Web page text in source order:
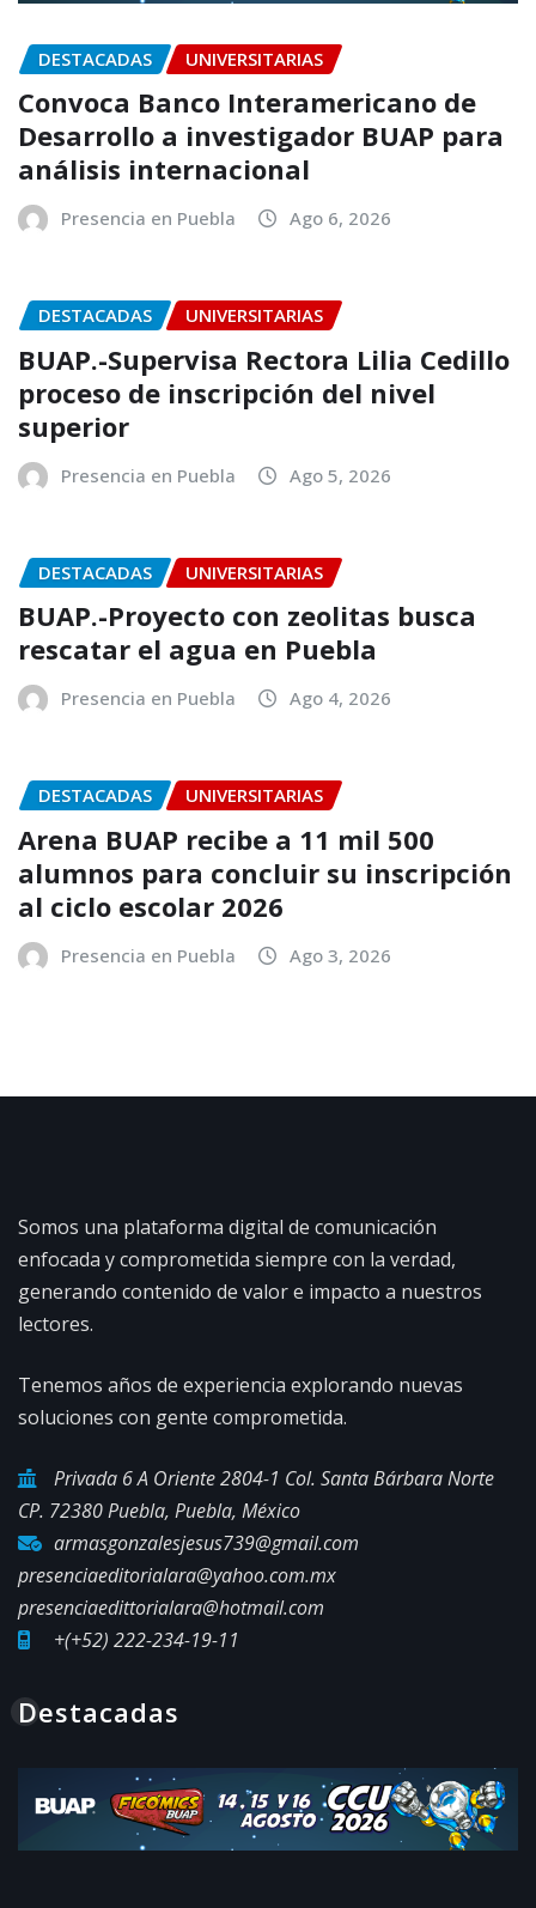
DESTACADAS UNIVERSITARIAS
Convoca Banco Interamericano de
Desarrollo a investigador BUAP para
análisis internacional
Presencia en Puebla Ago 6, 2026
DESTACADAS UNIVERSITARIAS
BUAP.-Supervisa Rectora Lilia Cedillo
proceso de inscripción del nivel
superior
Presencia en Puebla Ago 5, 2026
DESTACADAS UNIVERSITARIAS
BUAP.-Proyecto con zeolitas busca
rescatar el agua en Puebla
Presencia en Puebla Ago 4, 2026
DESTACADAS UNIVERSITARIAS
Arena BUAP recibe a 11 mil 500
alumnos para concluir su inscripción
al ciclo escolar 2026
Presencia en Puebla Ago 3, 2026
Somos una plataforma digital de comunicación
enfocada y comprometida siempre con la verdad,
generando contenido de valor e impacto a nuestros
lectores.
Tenemos años de experiencia explorando nuevas
soluciones con gente comprometida.
Privada 6 A Oriente 2804-1 Col. Santa Bárbara Norte
CP. 72380 Puebla, Puebla, México
armasgonzalesjesus739@gmail.com
presenciaeditorialara@yahoo.com.mx
presenciaedittorialara@hotmail.com
+(+52) 222-234-19-11
Destacadas